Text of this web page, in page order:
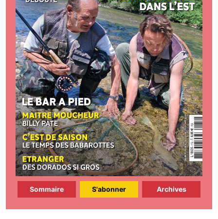
Sommaire S'abonner Archives